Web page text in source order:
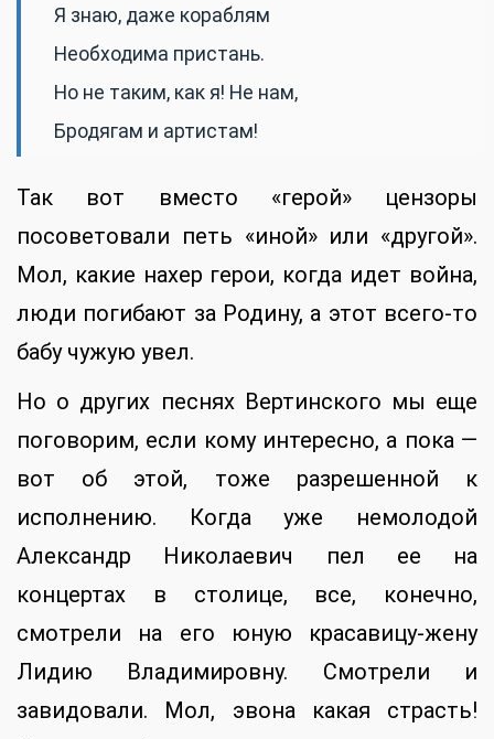
Я знаю, даже кораблям
Необходима пристань.
Но не таким, как я! Не нам,
Бродягам и артистам!
Так вот вместо «герой» цензоры
посоветовали петь «иной» или «другой».
Мол, какие нахер герои, когда идет война,
люди погибают за Родину, а этот всего-то
бабу чужую увел.
Но о других песнях Вертинского мы еще
поговорим, если кому интересно, а пока —
вот об этой, тоже разрешенной к
исполнению. Когда уже немолодой
Александр Николаевич пел ее на
концертах в столице, все, конечно,
смотрели на его юную красавицу-жену
Лидию Владимировну. Смотрели и
завидовали. Мол, эвона какая страсть!